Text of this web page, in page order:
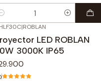
|ROBLAN
LED ROBLAN
3000K IP65